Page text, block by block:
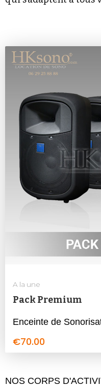
A la une
Pack Premium
Enceinte de
€70.00
NOS CORPS